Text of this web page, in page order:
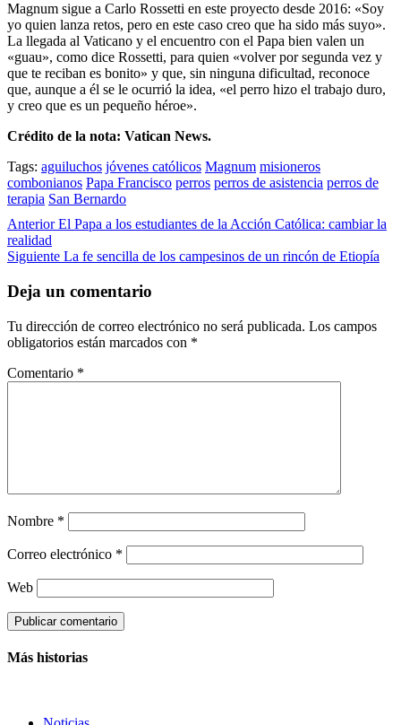
Magnum sigue a Carlo Rossetti en este proyecto desde 2016: «Soy
yo quien lanza retos, pero en este caso creo que ha sido más suyo».
La llegada al Vaticano y el encuentro con el Papa bien valen un
«guau», como dice Rossetti, para quien «volver por segunda vez y
que te reciban es bonito» y que, sin ninguna dificultad, reconoce
que, aunque a él se le ocurrió la idea, «el perro hizo el trabajo duro,
y creo que es un pequeño héroe».
Crédito de la nota: Vatican News.
Tags: aguiluchos jóvenes católicos Magnum misioneros
combonianos Papa Francisco perros perros de asistencia perros de
terapia San Bernardo
Post
navigation
AnteriorEl Papa a los estudiantes de la Acción Católica: cambiar la
realidad
Siguiente La fe sencilla de los campesinos de un rincón de Etiopía
Deja un comentario
Tu dirección de correo electrónico no será publicada. Los campos
obligatorios están marcados con *
Comentario *
Nombre *
Correo electrónico *
Web
Más historias